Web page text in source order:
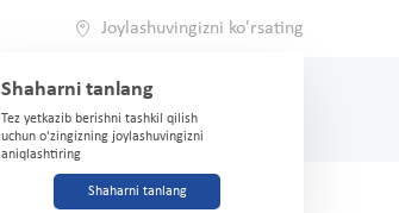
Joylashuvingizni ko'rsating
Shaharni tanlang
Tez yetkazib berishni tashkil qilish
uchun o'zingizning joylashuvingizni
aniqlashtiring
Shaharni tanlang
(71) 200-03-03